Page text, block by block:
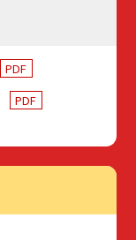
PDF
PDF